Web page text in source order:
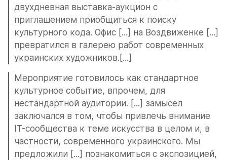
двухдневная выставка-аукцион с
приглашением приобщиться к поиску
культурного кода. Офис [...] на Воздвиженке [...]
превратился в галерею работ современных
украинских художников.[...]
Мероприятие готовилось как стандартное
культурное событие, впрочем, для
нестандартной аудитории. [...] замысел
заключался в том, чтобы привлечь внимание
IT-сообщества к теме искусства в целом и, в
частности, современного украинского. Мы
предложили [...] познакомиться с экспозицией,